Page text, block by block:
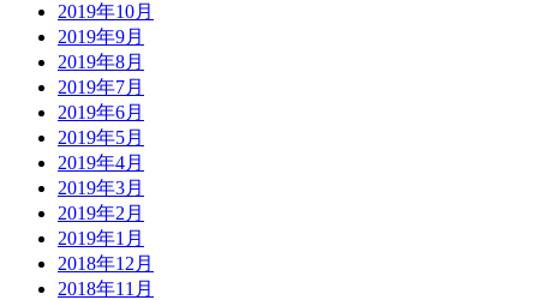
2019年10月
2019年9月
2019年8月
2019年7月
2019年6月
2019年5月
2019年4月
2019年3月
2019年2月
2019年1月
2018年12月
2018年11月